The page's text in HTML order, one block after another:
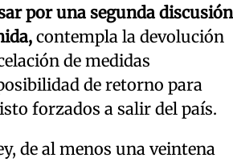
por una segunda discusión
contempla la devolución
de medidas
de retorno para
forzados a salir del país.
de al menos una veintena